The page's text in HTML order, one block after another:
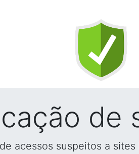
de
acessos suspeitos a